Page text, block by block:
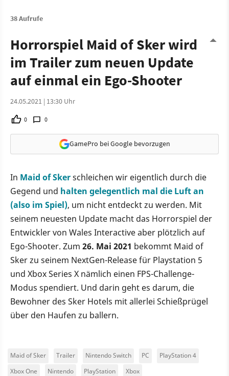
38 Aufrufe
Horrorspiel Maid of Sker wird
im Trailer zum neuen Update
auf einmal ein Ego-Shooter
24.05.2021 | 13:30 Uhr
0 0
GamePro bei Google bevorzugen
In Maid of Skerschleichen wir eigentlich durch die
Gegend und halten gelegentlich mal die Luft an
(also im Spiel), um nicht entdeckt zu werden. Mit
seinem neuesten Update macht das Horrorspiel der
Entwickler von Wales Interactive aber plötzlich auf
Ego-Shooter. Zum 26. Mai 2021 bekommt Maid of
Sker zu seinem NextGen-Release für Playstation 5
und Xbox Series X nämlich einen FPS-Challenge-
Modus spendiert. Und darin geht es darum, die
Bewohner des Sker Hotels mit allerlei Schießprügel
über den Haufen zu ballern.
Maid of Sker Trailer Nintendo Switch PC
PlayStation 4
Xbox One
Nintendo PlayStation Xbox